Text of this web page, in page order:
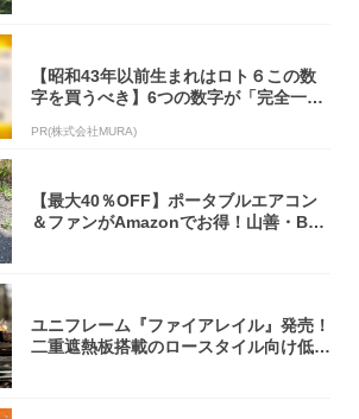
【昭和43年以前生まれはロト６この数
字を買うべき】6つの数字が「完全一
PR(株式会社MURA)
【最大40％OFF】ポータブルエアコン
＆ファンがAmazonでお得！山善・Bo
ユニフレーム『ファイアレイル』発売！
二重遮熱板搭載のロースタイル向け低型